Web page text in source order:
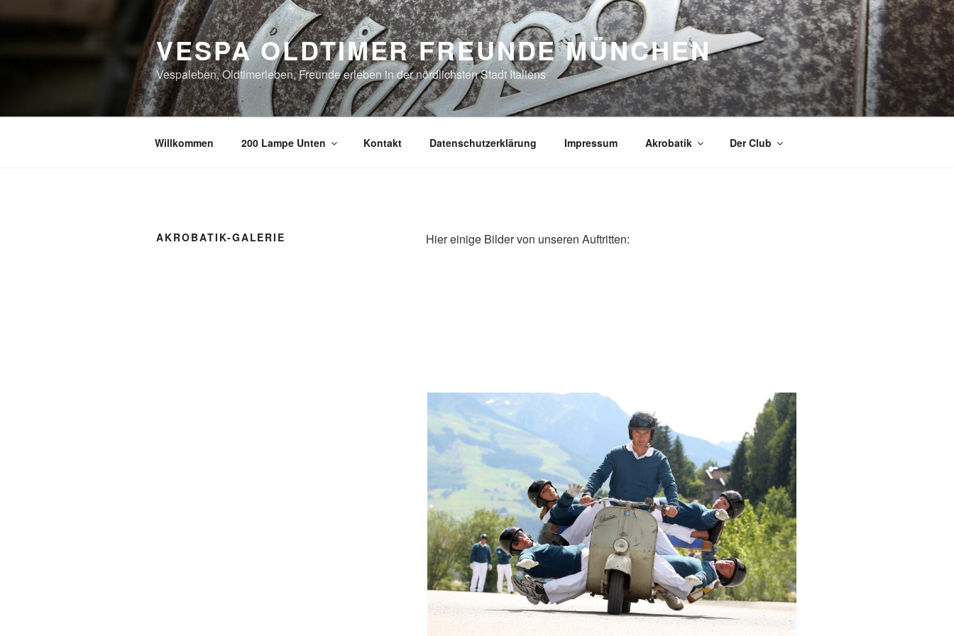
Inhalt
VESPA OLDTIMER FREUNDE MÜNCHEN
Vespaleben, Oldtimerleben, Freunde erleben in der nördlichsten Stadt Italiens
Willkommen 200 Lampe Unten Kontakt Datenschutzerklärung Impressum Akrobatik Der Club
AKROBATIK-GALERIE Hier einige Bilder von unseren Auftritten: